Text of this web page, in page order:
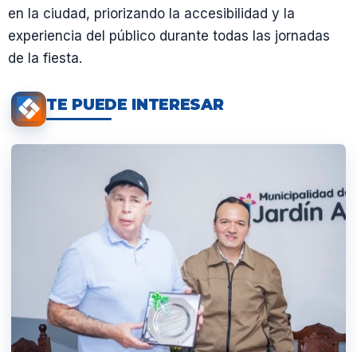
en la ciudad, priorizando la accesibilidad y la
experiencia del público durante todas las jornadas
de la fiesta.
TE PUEDE INTERESAR